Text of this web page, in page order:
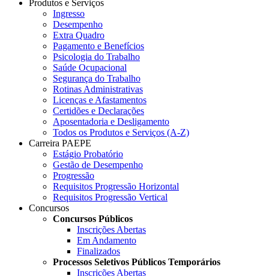
Produtos e Serviços
Ingresso
Desempenho
Extra Quadro
Pagamento e Benefícios
Psicologia do Trabalho
Saúde Ocupacional
Segurança do Trabalho
Rotinas Administrativas
Licenças e Afastamentos
Certidões e Declarações
Aposentadoria e Desligamento
Todos os Produtos e Serviços (A-Z)
Carreira PAEPE
Estágio Probatório
Gestão de Desempenho
Progressão
Requisitos Progressão Horizontal
Requisitos Progressão Vertical
Concursos
Concursos Públicos
Inscrições Abertas
Em Andamento
Finalizados
Processos Seletivos Públicos Temporários
Inscrições Abertas